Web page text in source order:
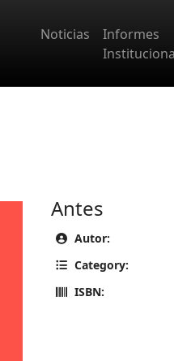
Noticias
Informes
Antes
Autor:
Category:
ISBN: